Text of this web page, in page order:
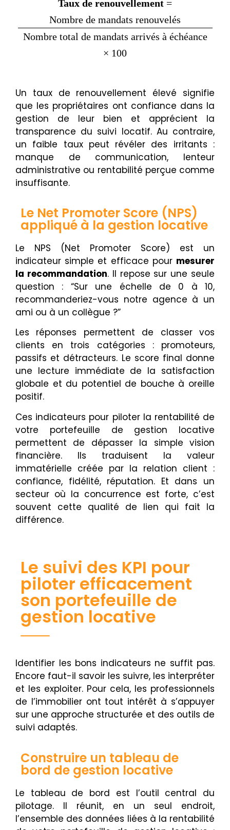
Taux de renouvellement =
Nombre de mandats renouvelés
Nombre total de mandats arrivés à échéance
× 100
Un taux de renouvellement élevé signifie
que les propriétaires ont confiance dans la
gestion de leur bien et apprécient la
transparence du suivi locatif. Au contraire,
un faible taux peut révéler des irritants :
manque de communication, lenteur
administrative ou rentabilité perçue comme
insuffisante.
Le Net Promoter Score (NPS)
appliqué à la gestion locative
Le NPS (Net Promoter Score) est un
indicateur simple et efficace pour mesurer
la recommandation. Il repose sur une seule
question : “Sur une échelle de 0 à 10,
recommanderiez-vous notre agence à un
ami ou à un collègue ?”
Les réponses permettent de classer vos
clients en trois catégories : promoteurs,
passifs et détracteurs. Le score final donne
une lecture immédiate de la satisfaction
globale et du potentiel de bouche à oreille
positif.
Ces indicateurs pour piloter la rentabilité de
votre portefeuille de gestion locative
permettent de dépasser la simple vision
financière. Ils traduisent la valeur
immatérielle créée par la relation client :
confiance, fidélité, réputation. Et dans un
secteur où la concurrence est forte, c’est
souvent cette qualité de lien qui fait la
différence.
Le suivi des KPI pour
piloter efficacement
son portefeuille de
gestion locative
Identifier les bons indicateurs ne suffit pas.
Encore faut-il savoir les suivre, les interpréter
et les exploiter. Pour cela, les professionnels
de l’immobilier ont tout intérêt à s’appuyer
sur une approche structurée et des outils de
suivi adaptés.
Construire un tableau de
bord de gestion locative
Le tableau de bord est l’outil central du
pilotage. Il réunit, en un seul endroit,
l’ensemble des données liées à la rentabilité